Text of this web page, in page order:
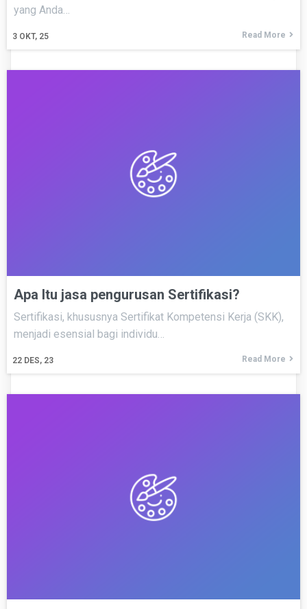
3 OKT, 25
yang Anda…
Read More
Apa Itu jasa pengurusan Sertifikasi?
22 DES, 23
Sertifikasi, khususnya Sertifikat Kompetensi Kerja (SKK),
menjadi esensial bagi individu…
Read More